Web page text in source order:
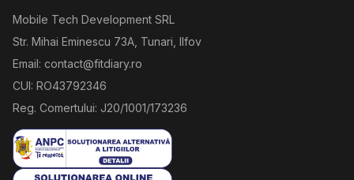
Mobile Tech Development SRL
Str. Mihai Eminescu 73A, Tunari, Ilfov
Email: contact@fitdiary.ro
CUI: RO43792346
Reg. Comertului: J20/1001/173236